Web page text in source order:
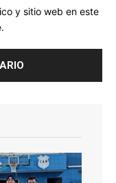
y sitio web en este